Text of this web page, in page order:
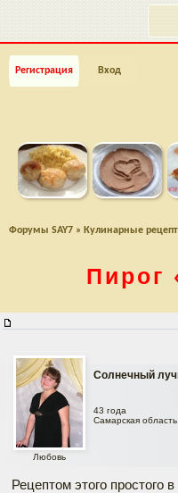
Регистрация Вход
Форумы SAY7 » Кулинарные
Пирог
Солнечный
Любовь
43 года
Самарская
Рецептом этого простого